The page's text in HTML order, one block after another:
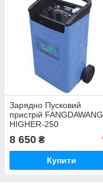
Зарядно Пусковий
пристрій FANGDAWANG
HIGHER-250
8 650 ₴
Купити